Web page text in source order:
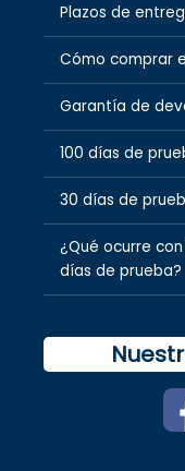
Plazos de
Cómo comprar
Garantía de
100 días de
30 días de
¿Qué ocurre
días de prueba?